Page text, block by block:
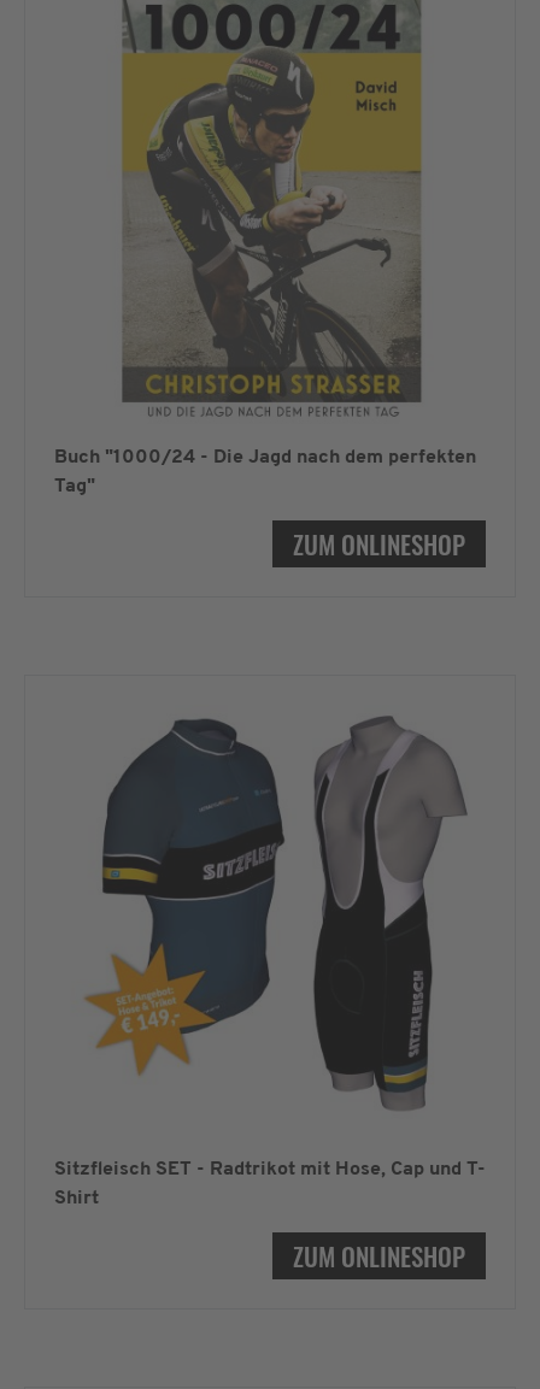
Buch "1000/24 - Die Jagd nach dem perfekten
Tag"
ZUM ONLINESHOP
Sitzfleisch SET - Radtrikot mit Hose, Cap und T-
Shirt
ZUM ONLINESHOP